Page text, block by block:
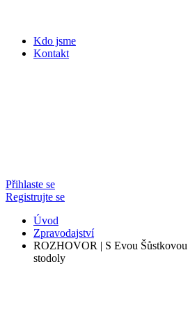
Kdo jsme
Kontakt
Přihlaste se
Registrujte se
Úvod
Zpravodajství
ROZHOVOR | S Evou
stodoly